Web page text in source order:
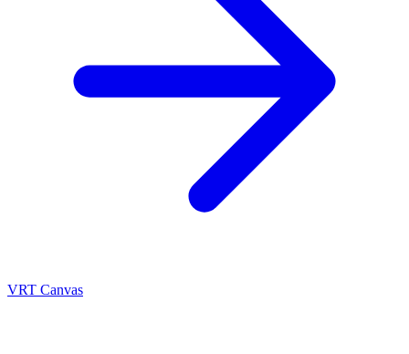
VRT Canvas